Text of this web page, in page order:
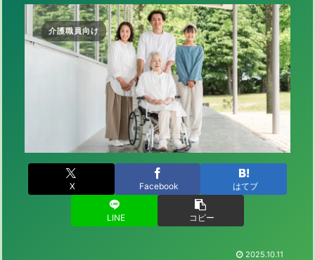
介護職員向け
X Facebook はてブ
LINE コピー
2025.10.11